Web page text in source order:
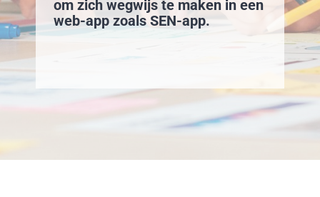
om zich wegwijs te maken in een
web-app zoals SEN-app.